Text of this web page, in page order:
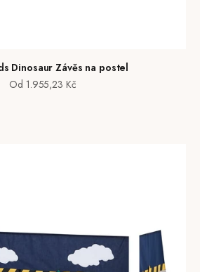
Dinosaur Závěs na postel
Prodejní cena
Od 1.955,23 Kč